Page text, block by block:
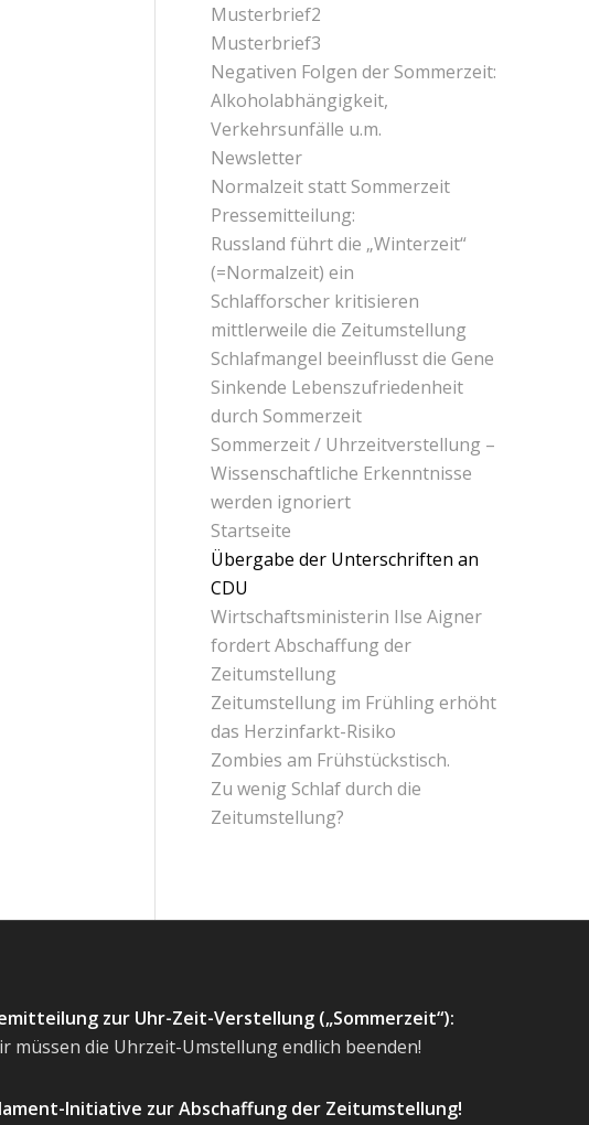
Musterbrief2
Musterbrief3
Negativen Folgen der Sommerzeit:
Alkoholabhängigkeit,
Verkehrsunfälle u.m.
Newsletter
Normalzeit statt Sommerzeit
Pressemitteilung:
Russland führt die „Winterzeit“
(=Normalzeit) ein
Schlafforscher kritisieren
mittlerweile die Zeitumstellung
Schlafmangel beeinflusst die Gene
Sinkende Lebenszufriedenheit
durch Sommerzeit
Sommerzeit / Uhrzeitverstellung –
Wissenschaftliche Erkenntnisse
werden ignoriert
Startseite
Übergabe der Unterschriften an
CDU
Wirtschaftsministerin Ilse Aigner
fordert Abschaffung der
Zeitumstellung
Zeitumstellung im Frühling erhöht
das Herzinfarkt-Risiko
Zombies am Frühstückstisch.
Zu wenig Schlaf durch die
Zeitumstellung?
zur Uhr-Zeit-Verstellung („Sommerzeit“):
müssen die Uhrzeit-Umstellung endlich beenden!
Initiative zur Abschaffung der Zeitumstellung!